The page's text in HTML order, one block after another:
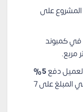
على
في كمبوند
مربع.
دفع5%
من قيمة الوحدة الإجمالية وتقسيط باقي المبلغ على 7